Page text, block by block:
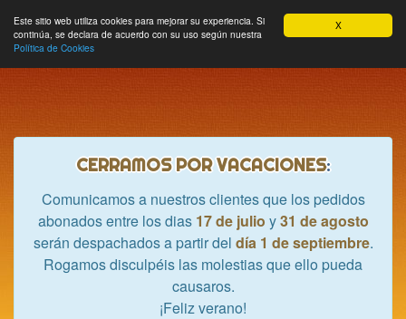
X
Este sitio web utiliza cookies para mejorar su experiencia. Si
continúa, se declara de acuerdo con su uso según nuestra
Política de Cookies
Hobbycrash Mi cuenta
CERRAMOS POR VACACIONES:
Comunicamos a nuestros clientes que los pedidos
abonados entre los dias 17 de julio y31 de agosto
serán despachados a partir del día 1 de septiembre.
Rogamos disculpéis las molestias que ello pueda
causaros.
¡Feliz verano!